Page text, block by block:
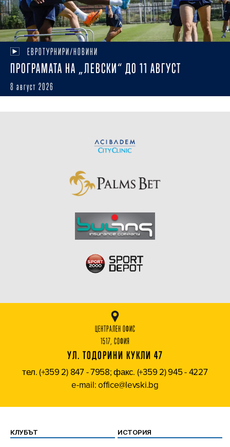
ЕВРОТУРНИРИ/НОВИНИ
ПРОГРАМАТА НА „ЛЕВСКИ“ ДО 11 АВГУСТ
8 август 2026
ЦЕНТРАЛЕН ОФИС
1517, СОФИЯ
УЛ. ТОДОРИНИ КУКЛИ 47
тел. (+359 2) 847 - 7958; факс. (+359 2) 945 - 4227
e-mail: office@levski.bg
КЛУБЪТ ИСТОРИЯ